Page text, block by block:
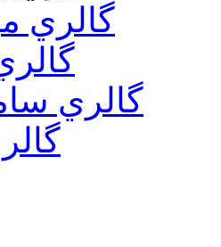
گالري
گالري